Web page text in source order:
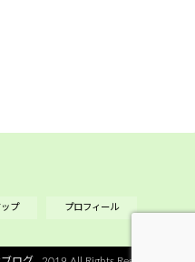
プ プロフィール